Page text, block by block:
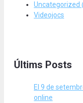
Uncategorized
Videojocs
Últims Posts
El 9 de
online